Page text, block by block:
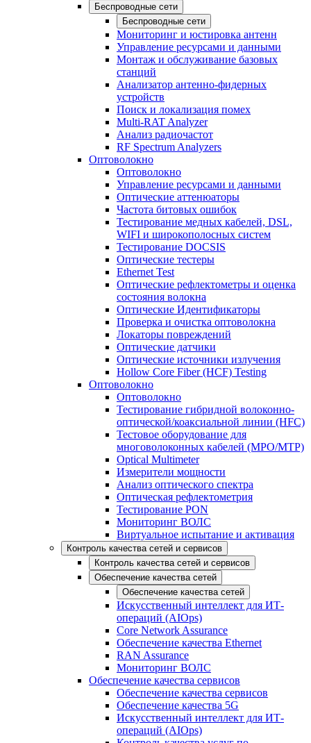
Беспроводные сети
Беспроводные сети
Мониторинг и юстировка антенн
Управление ресурсами и данными
Монтаж и обслуживание базовых
станций
Анализатор антенно-фидерных
устройств
Поиск и локализация помех
Multi-RAT Analyzer
Анализ радиочастот
RF Spectrum Analyzers
Оптоволокно
Оптоволокно
Управление ресурсами и данными
Оптические aттенюаторы
Частота битовых ошибок
Тестирование медных кабелей, DSL,
WIFI и широкополосных систем
Тестирование DOCSIS
Оптические тестеры
Ethernet Test
Оптические рефлектометры и оценка
состояния волокна
Оптические Идентификаторы
Проверка и очистка оптоволокна
Локаторы повреждений
Оптические датчики
Оптические источники излучения
Hollow Core Fiber (HCF) Testing
Оптоволокно
Оптоволокно
Тестирование гибридной волоконно-
оптической/коаксиальной линии (HFC)
Тестовое оборудование для
многоволоконных кабелей (MPO/MTP)
Optical Multimeter
Измерители мощности
Анализ оптического спектра
Оптическая рефлектометрия
Тестирование PON
Мониторинг ВОЛС
Виртуальное испытание и активация
Контроль качества сетей и сервисов
Контроль качества сетей и сервисов
Обеспечение качества сетей
Обеспечение качества сетей
Искусственный интеллект для ИТ-
операций (AIOps)
Core Network Assurance
Обеспечение качества Ethernet
RAN Assurance
Мониторинг ВОЛС
Обеспечение качества сервисов
Обеспечение качества сервисов
Обеспечение качества 5G
Искусственный интеллект для ИТ-
операций (AIOps)